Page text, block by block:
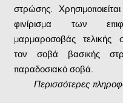
στρώσης.
φινίρισμα των
μαρμαροσοβάς τελικής
τον σοβά βασικής
παραδοσιακό σοβά.
Περισσότερες